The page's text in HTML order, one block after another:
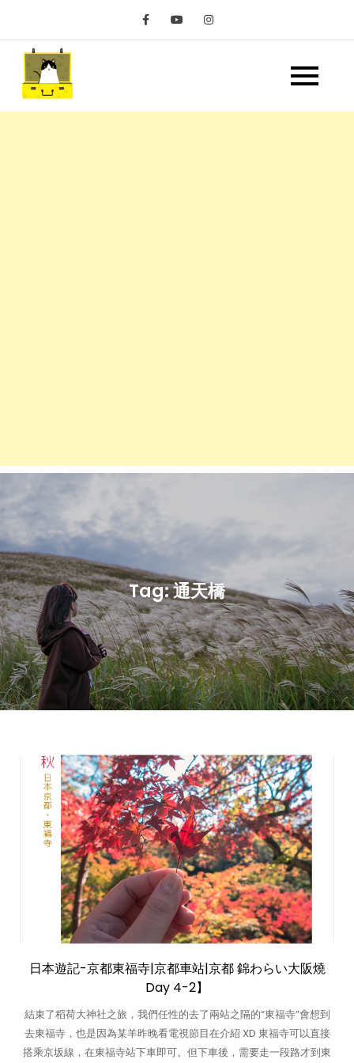
content
嘿 我要旅行 Hey Travel
Life
Tag:通天橋
日本遊記-京都東福寺|京都車站|京都 錦わらい大阪燒
Day 4-2】
結束了稻荷大神社之旅，我們任性的去了兩站之隔的“東福寺”會想到
去東福寺，也是因為某羊昨晚看電視節目在介紹 XD 東福寺可以直接
搭乘京坂線，在東福寺站下車即可。但下車後，需要走一段路才到東